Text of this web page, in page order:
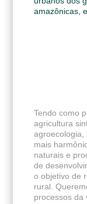
amazônicas,
Tendo como
agricultura
agroecologia,
mais
naturais e
de
o objetivo de
rural.
processos da